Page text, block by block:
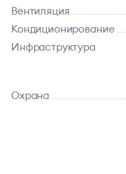
Вентиляция
Кондиционирование
Инфраструктура
Охрана